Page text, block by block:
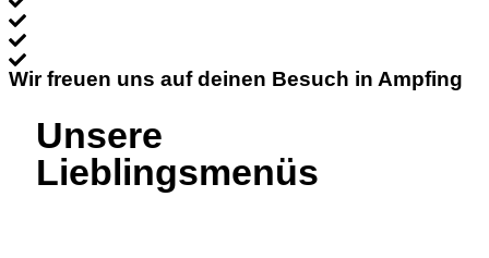
Wir freuen uns auf deinen Besuch in Ampfing
Unsere
Lieblingsmenüs